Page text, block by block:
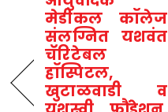
मेडीकल कॉलेज
संलग्नित यशवंत
चॅरिटेबल
हॉस्पिटल,
खुटाळवाडी व